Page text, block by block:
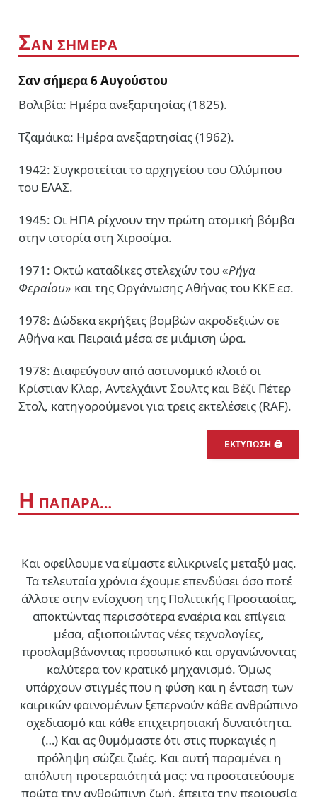
ΣΑΝ ΣΗΜΕΡΑ
Σαν σήμερα 6 Αυγούστου
Βολιβία: Ημέρα ανεξαρτησίας (1825).
Τζαμάικα: Ημέρα ανεξαρτησίας (1962).
1942: Συγκροτείται το αρχηγείου του Ολύμπου
του ΕΛΑΣ.
1945: Οι ΗΠΑ ρίχνουν την πρώτη ατομική βόμβα
στην ιστορία στη Χιροσίμα.
1971: Οκτώ καταδίκες στελεχών του «Ρήγα
Φεραίου» και της Οργάνωσης Αθήνας του ΚΚΕ εσ.
1978: Δώδεκα εκρήξεις βομβών ακροδεξιών σε
Αθήνα και Πειραιά μέσα σε μιάμιση ώρα.
1978: Διαφεύγουν από αστυνομικό κλοιό οι
Κρίστιαν Κλαρ, Αντελχάιντ Σουλτς και Βέζι Πέτερ
Στολ, κατηγορούμενοι για τρεις εκτελέσεις (RAF).
ΕΚΤΥΠΩΣΗ 🖨
Η ΠΑΠΑΡΑ…
Και οφείλουμε να είμαστε ειλικρινείς μεταξύ μας.
Τα τελευταία χρόνια έχουμε επενδύσει όσο ποτέ
άλλοτε στην ενίσχυση της Πολιτικής Προστασίας,
αποκτώντας περισσότερα εναέρια και επίγεια
μέσα, αξιοποιώντας νέες τεχνολογίες,
προσλαμβάνοντας προσωπικό και οργανώνοντας
καλύτερα τον κρατικό μηχανισμό. Όμως
υπάρχουν στιγμές που η φύση και η ένταση των
καιρικών φαινομένων ξεπερνούν κάθε ανθρώπινο
σχεδιασμό και κάθε επιχειρησιακή δυνατότητα.
(…) Και ας θυμόμαστε ότι στις πυρκαγιές η
πρόληψη σώζει ζωές. Και αυτή παραμένει η
απόλυτη προτεραιότητά μας: να προστατεύουμε
πρώτα την ανθρώπινη ζωή, έπειτα την περιουσία